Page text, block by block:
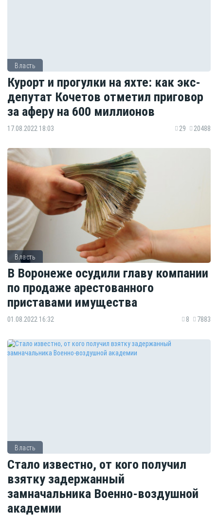
Власть
Курорт и прогулки на яхте: как экс-
депутат Кочетов отметил приговор
за аферу на 600 миллионов
17.08.2022 18:03 29 20488
Власть
В Воронеже осудили главу компании
по продаже арестованного
приставами имущества
01.08.2022 16:32 8 7883
Власть
Стало известно, от кого получил
взятку задержанный
замначальника Военно-воздушной
академии